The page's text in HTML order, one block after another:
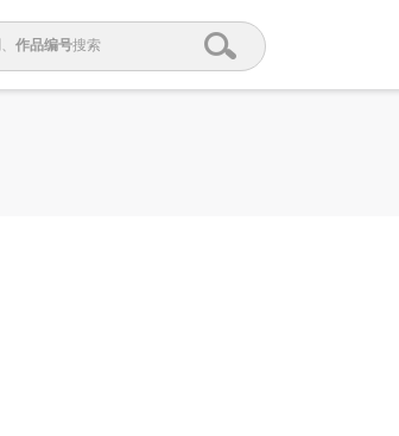
、 作品编号搜索